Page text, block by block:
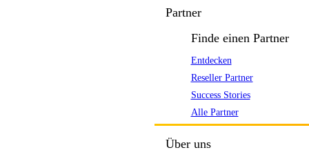
Partner
Finde einen Partner
Entdecken
Reseller Partner
Success Stories
Alle Partner
Über uns